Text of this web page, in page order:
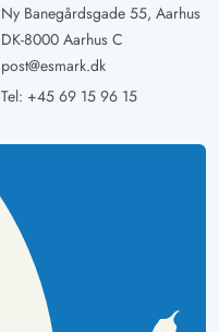
Ny Banegårdsgade 55, Aarhus
DK-8000 Aarhus C
post@esmark.dk
Tel: +45 69 15 96 15